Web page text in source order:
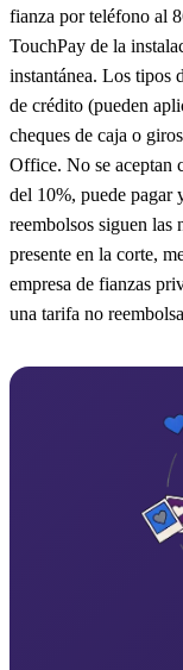
fianza por teléfono al
TouchPay de la
instantánea. Los tipos
de crédito (pueden
cheques de caja o
Office. No se aceptan
del 10%, puede pagar
reembolsos siguen las
presente en la corte,
empresa de fianzas
una tarifa no